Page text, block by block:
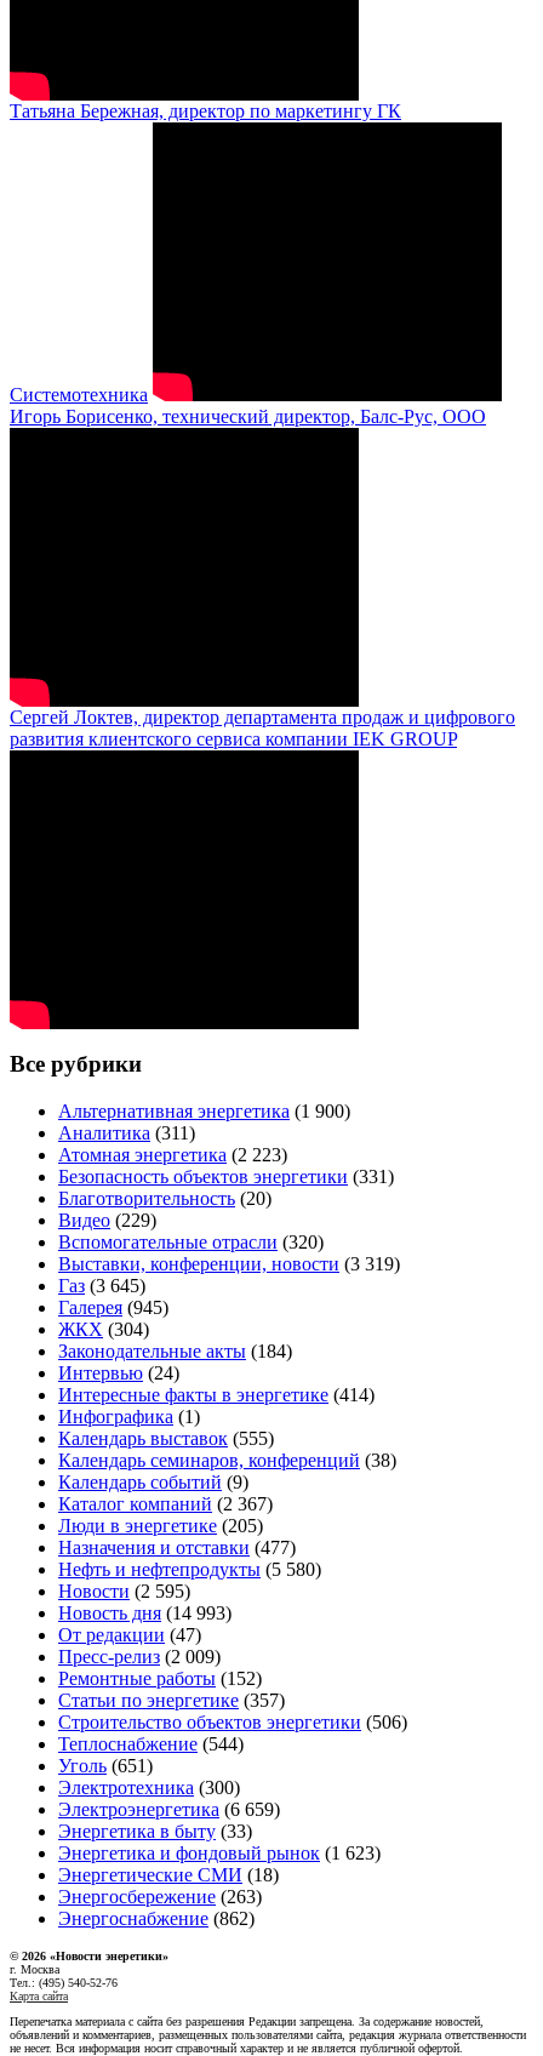
Татьяна Бережная, директор по маркетингу ГК
Системотехника
Игорь Борисенко, технический директор, Балс-Рус, ООО
Сергей Локтев, директор департамента продаж и цифрового
развития клиентского сервиса компании IEK GROUP
Все рубрики
Альтернативная энергетика (1 900)
Аналитика (311)
Атомная энергетика (2 223)
Безопасность объектов энергетики (331)
Благотворительность (20)
Видео (229)
Вспомогательные отрасли (320)
Выставки, конференции, новости (3 319)
Газ (3 645)
Галерея (945)
ЖКХ (304)
Законодательные акты (184)
Интервью (24)
Интересные факты в энергетике (414)
Инфографика (1)
Календарь выставок (555)
Календарь семинаров, конференций (38)
Календарь событий (9)
Каталог компаний (2 367)
Люди в энергетике (205)
Назначения и отставки (477)
Нефть и нефтепродукты (5 580)
Новости (2 595)
Новость дня (14 993)
От редакции (47)
Пресс-релиз (2 009)
Ремонтные работы (152)
Статьи по энергетике (357)
Строительство объектов энергетики (506)
Теплоснабжение (544)
Уголь (651)
Электротехника (300)
Электроэнергетика (6 659)
Энергетика в быту (33)
Энергетика и фондовый рынок (1 623)
Энергетические СМИ (18)
Энергосбережение (263)
Энергоснабжение (862)
© 2026 «Новости энеретики»
г. Москва
Тел.: (495) 540-52-76
Карта сайта
Перепечатка материала с сайта без разрешения Редакции запрещена. За содержание новостей,
объявлений и комментариев, размещенных пользователями сайта, редакция журнала ответственности
не несет. Вся информация носит справочный характер и не является публичной офертой.